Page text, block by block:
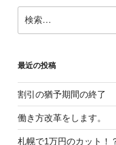
ン
索:
最近の投稿
割引の猶予期間の終了
働き方改革をします。
札幌で1万円のカット！